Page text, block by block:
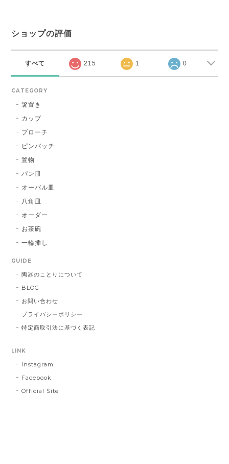
ショップの評価
すべて 215 1 0
CATEGORY
箸置き
カップ
ブローチ
ピンバッチ
置物
パン皿
オーバル皿
八角皿
オーダー
お茶碗
一輪挿し
GUIDE
陶器のことりについて
BLOG
お問い合わせ
プライバシーポリシー
特定商取引法に基づく表記
LINK
Instagram
Facebook
Official Site